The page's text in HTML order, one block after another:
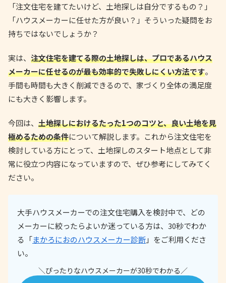
「注文住宅を建てたいけど、土地探しは自分でするもの？」
「ハウスメーカーに任せた方が良い？」そういった疑問をお
持ちではないでしょうか？
実は、 注文住宅を建てる際の土地探しは、プロであるハウス
メーカーに任せるのが最も効率的で失敗しにくい方法です。
手間も時間も大きく削減できるので、家づくり全体の満足度
にも大きく影響します。
今回は、 土地探しにおけるたった1つのコツと、良い土地を見
極めるための条件について解説します。これから注文住宅を
検討している方にとって、土地探しのスタート地点として非
常に役立つ内容になっていますので、ぜひ参考にしてみてく
ださい。
大手ハウスメーカーでの注文住宅購入を検討中で、どの
メーカーに絞ったらよいか迷っている方は、30秒でわか
る「まかろにおのハウスメーカー診断」をご利用くださ
い。
＼ぴったりなハウスメーカーが30秒でわかる／